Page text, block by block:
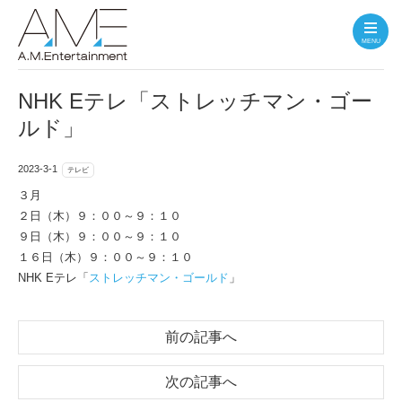
MENU
NHK Eテレ「ストレッチマン・ゴー
ルド」
2023-3-1 テレビ
３月
２日（木）９：００～９：１０
９日（木）９：００～９：１０
１６日（木）９：００～９：１０
NHK Eテレ「 ストレッチマン・ゴールド 」
前の記事へ
次の記事へ